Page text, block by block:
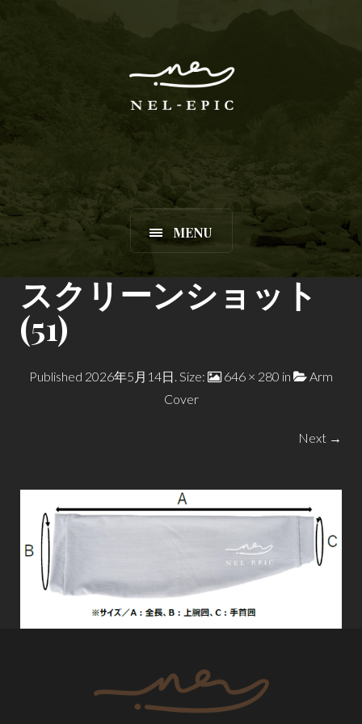
MENU
スクリーンショット
(51)
Published 2026年5月14日. Size: 646 × 280 in
Arm
Cover
Next →